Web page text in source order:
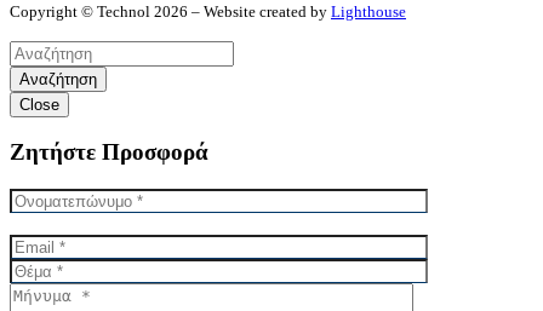
Copyright © Technol 2026 – Website created by Lighthouse
Αναζήτηση
Close
Ζητήστε Προσφορά